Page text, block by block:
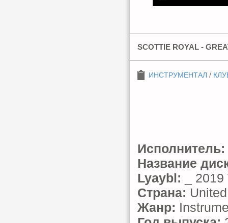
SCOTTIE ROYAL -
ИНСТРУМЕНТАЛ /
Исполнитель:
Название
Lyaybl: _
Страна:
Жанр: